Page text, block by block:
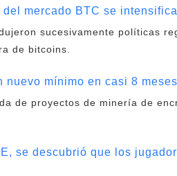
mercado BTC se intensifica
sucesivamente políticas
de bitcoins.
mínimo en casi 8 meses
de proyectos de minería de
se descubrió que los